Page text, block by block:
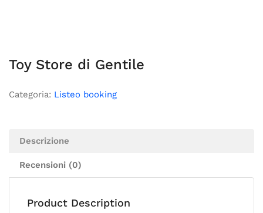
Toy Store di Gentile
Categoria: Listeo booking
Descrizione
Recensioni (0)
Product Description